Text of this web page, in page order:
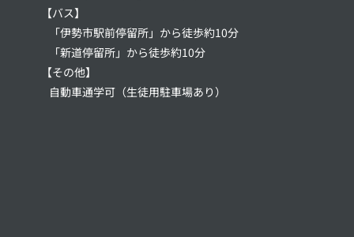
【バス】
「伊勢市駅前停留所」から徒歩約10分
「新道停留所」から徒歩約10分
【その他】
自動車通学可（生徒用駐車場あり）